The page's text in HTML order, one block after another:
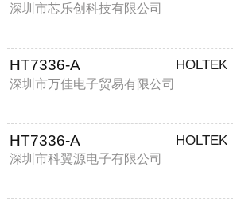
深圳市芯乐创科技有限公司
HT7336-A
深圳市万佳电子贸易有限公司
HOLTEK
HT7336-A
深圳市科翼源电子有限公司
HOLTEK